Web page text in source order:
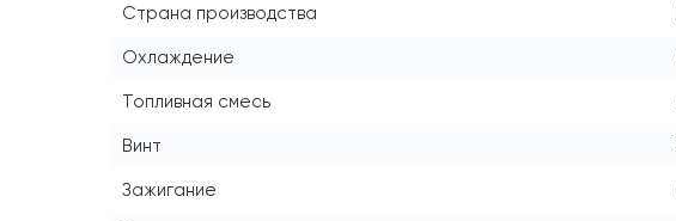
Страна производства
Охлаждение
Топливная смесь
Винт
Зажигание